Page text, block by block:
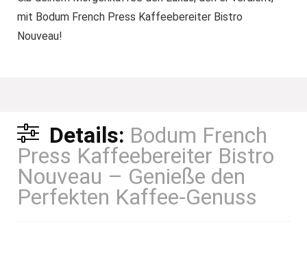
mit Bodum French Press Kaffeebereiter Bistro
Nouveau!
Details: Bodum French
Press Kaffeebereiter Bistro
Nouveau – Genieße den
Perfekten Kaffee-Genuss